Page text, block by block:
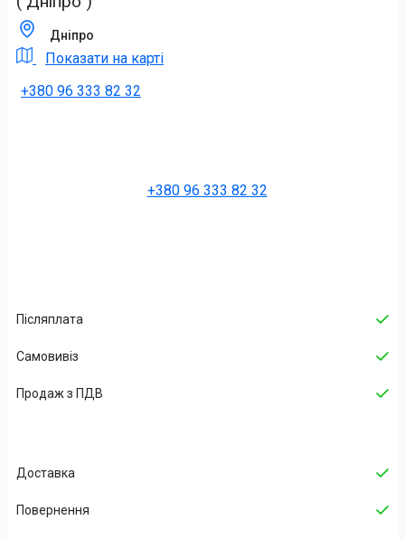
Дніпро
Показати на карті
+380 96 333 82 32
+380 96 333 82 32
Післяплата
Самовивіз
Продаж з ПДВ
Доставка
Повернення